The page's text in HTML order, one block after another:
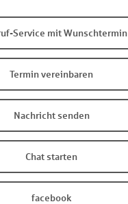
Service mit Wunschtermin
Termin vereinbaren
Nachricht senden
Chat starten
facebook